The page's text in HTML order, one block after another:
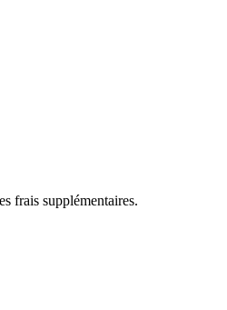
frais supplémentaires.